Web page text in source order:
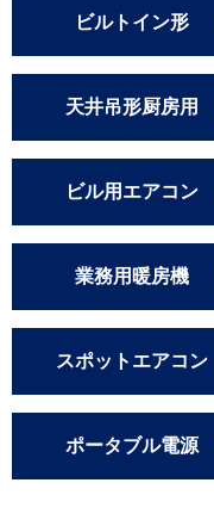
ビルトイン形
天井吊形厨房用
ビル用エアコン
業務用暖房機
スポットエアコン
ポータブル電源